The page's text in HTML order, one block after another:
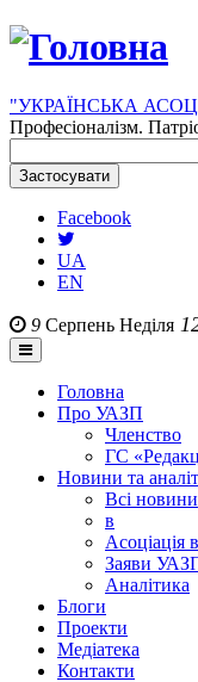
"УКРАЇНСЬКА
Професіоналізм.
Facebook
UA
EN
9 Серпень Неділя
Головна
Про УАЗП
Членство
ГС
Новини та
Всі новини
в
Асоціація
Заяви
Аналітика
Блоги
Проекти
Медіатека
Контакти